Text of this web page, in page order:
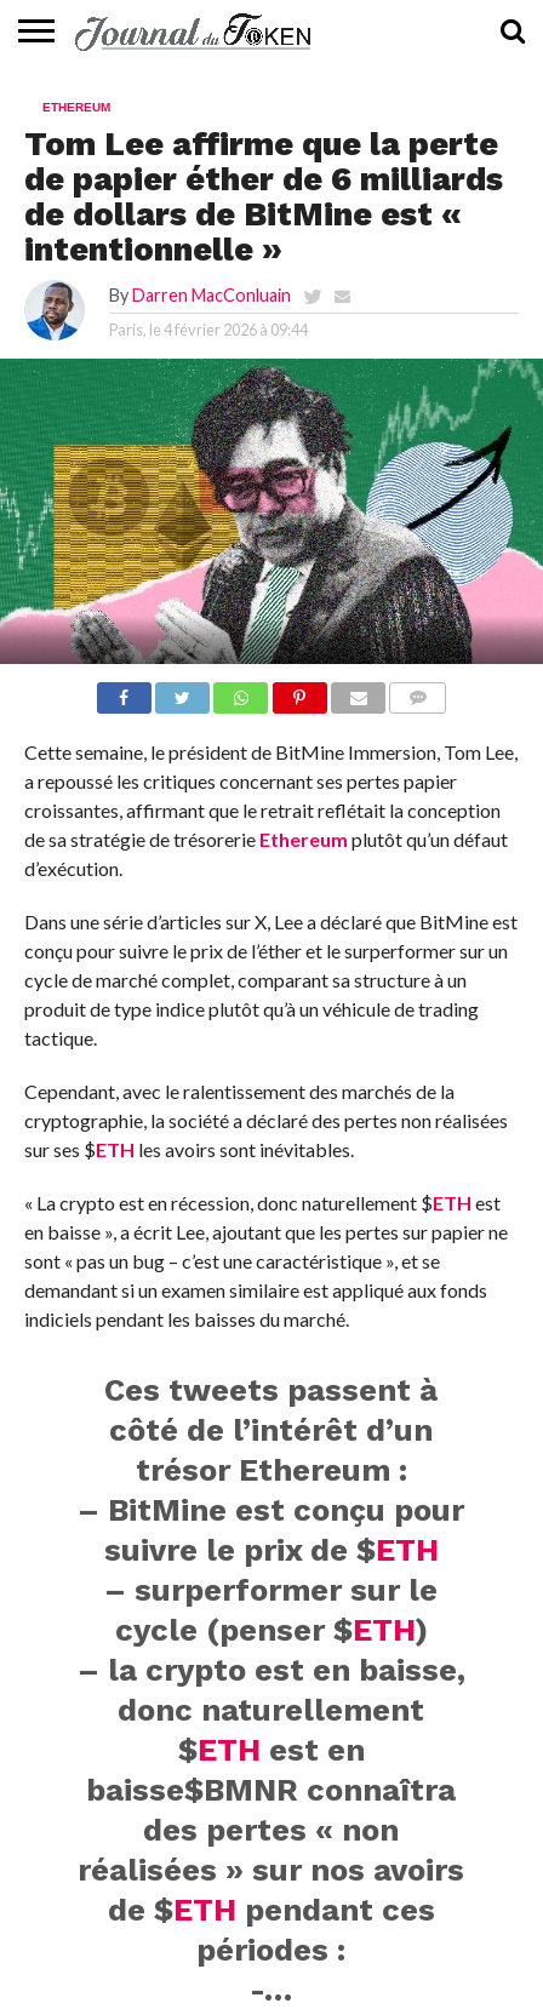
📰
EVALUATION
GUIDE
TENDANCES
À
CONTACTEZ-
ETHEREUM
Tom Lee affirme que la perte
de papier éther de 6 milliards
de dollars de BitMine est «
intentionnelle »
By Darren MacConluain
Paris, le4 février 2026 à 09:44
Cette semaine, le président de BitMine Immersion, Tom Lee,
a repoussé les critiques concernant ses pertes papier
croissantes, affirmant que le retrait reflétait la conception
de sa stratégie de trésorerie Ethereum plutôt qu’un défaut
d’exécution.
Dans une série d’articles sur X, Lee a déclaré que BitMine est
conçu pour suivre le prix de l’éther et le surperformer sur un
cycle de marché complet, comparant sa structure à un
produit de type indice plutôt qu’à un véhicule de trading
tactique.
Cependant, avec le ralentissement des marchés de la
cryptographie, la société a déclaré des pertes non réalisées
sur ses $ETH les avoirs sont inévitables.
« La crypto est en récession, donc naturellement $ETH est
en baisse », a écrit Lee, ajoutant que les pertes sur papier ne
sont « pas un bug – c’est une caractéristique », et se
demandant si un examen similaire est appliqué aux fonds
indiciels pendant les baisses du marché.
Ces tweets passent à
côté de l’intérêt d’un
trésor Ethereum :
– BitMine est conçu pour
suivre le prix de $ETH
– surperformer sur le
cycle (penser $ETH)
– la crypto est en baisse,
donc naturellement
$ETH est en
baisse$BMNR connaîtra
des pertes « non
réalisées » sur nos avoirs
de $ETH pendant ces
périodes :
-…